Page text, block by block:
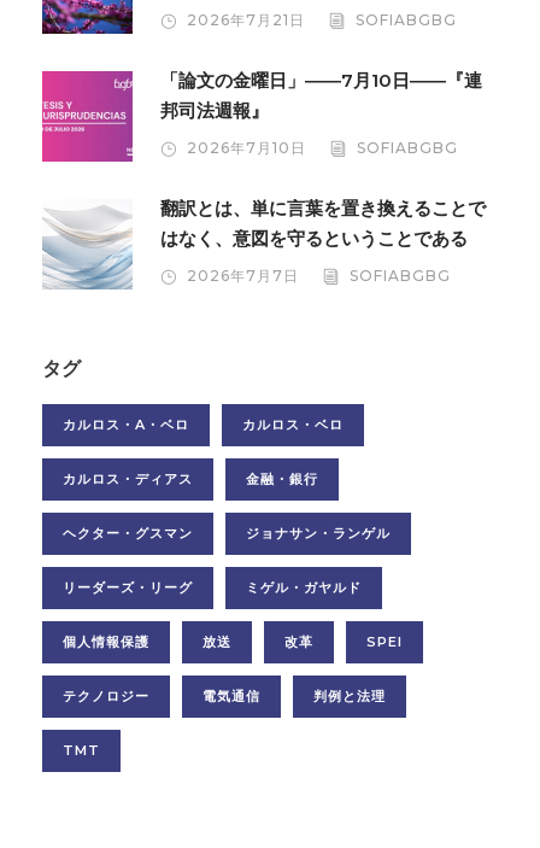
2026年7月21日 SOFIABGBG
「論文の金曜日」――7月10日――『連
邦司法週報』
2026年7月10日 SOFIABGBG
翻訳とは、単に言葉を置き換えることで
はなく、意図を守るということである
2026年7月7日 SOFIABGBG
タグ
カルロス・A・ベロ カルロス・ベロ
カルロス・ディアス 金融・銀行
ヘクター・グスマン ジョナサン・ランゲル
リーダーズ・リーグ ミゲル・ガヤルド
個人情報保護 放送 改革 SPEI
テクノロジー 電気通信 判例と法理
TMT